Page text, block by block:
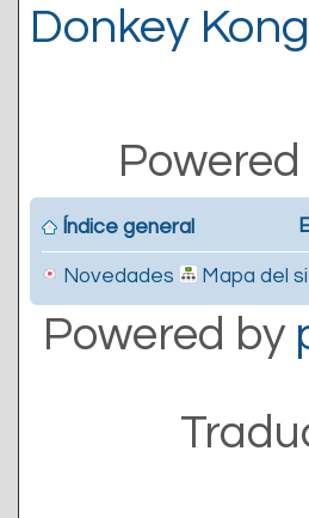
Donkey Kong
Índice general
Novedades Mapa del
Powered by